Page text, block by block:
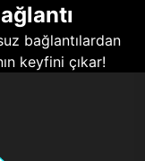
bağlantılardan
keyfini çıkar!